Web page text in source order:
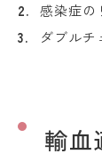
感染症の
ダブルチ
輸血